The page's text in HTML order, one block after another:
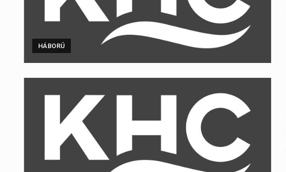
HÁBORÚ